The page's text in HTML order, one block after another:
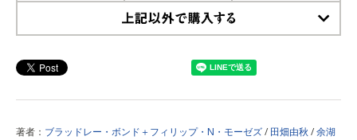
著者： ブラッドレー・ボンド＋フィリップ・N・モーゼズ/ 田畑由秋/余湖